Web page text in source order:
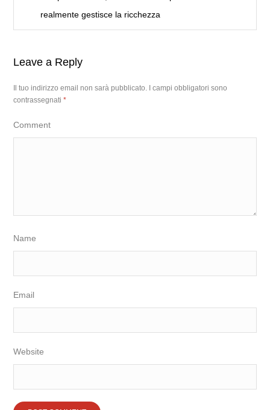
realmente gestisce la ricchezza
Leave a Reply
Il tuo indirizzo email non sarà pubblicato.
I campi obbligatori sono
contrassegnati*
Comment
Name
Email
Website